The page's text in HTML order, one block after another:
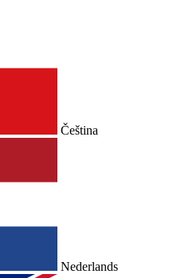
Čeština
Nederlands